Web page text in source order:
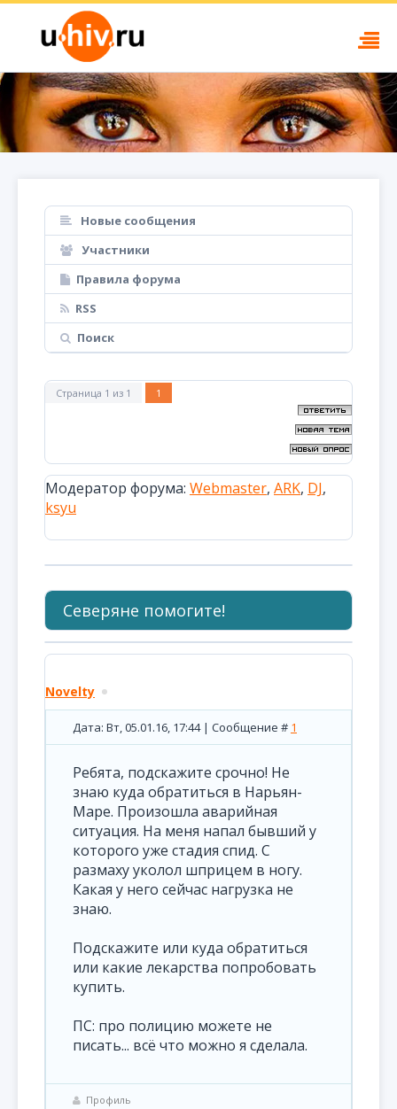
Новые сообщения
Участники
Правила форума
RSS
Поиск
Страница 1 из 1 1
Модератор форума: Webmaster, ARK, DJ,
ksyu
Северяне помогите!
Novelty
Дата: Вт, 05.01.16, 17:44 | Сообщение # 1
Ребята, подскажите срочно! Не
знаю куда обратиться в Нарьян-
Маре. Произошла аварийная
ситуация. На меня напал бывший у
которого уже стадия спид. С
размаху уколол шприцем в ногу.
Какая у него сейчас нагрузка не
знаю.
Подскажите или куда обратиться
или какие лекарства попробовать
купить.
ПС: про полицию можете не
писать... всё что можно я сделала.
Профиль